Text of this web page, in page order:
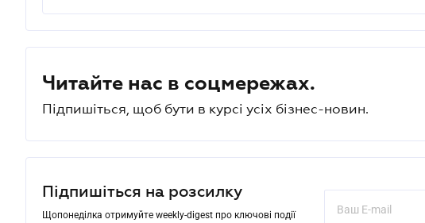
Читайте нас в соцмережах.
Підпишіться, щоб бути в курсі усіх бізнес-новин.
Підпишіться на розсилку
Щопонеділка отримуйте weekly-digest про ключові події